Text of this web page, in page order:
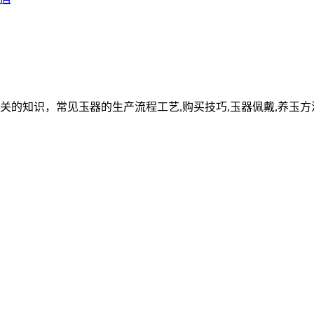
的知识，常见玉器的生产流程工艺,购买技巧,玉器佩戴,养玉方